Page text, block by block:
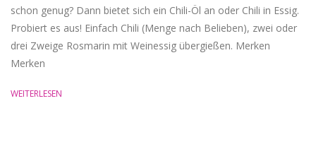
schon genug? Dann bietet sich ein Chili-Öl an oder Chili in Essig.
Probiert es aus! Einfach Chili (Menge nach Belieben), zwei oder
drei Zweige Rosmarin mit Weinessig übergießen. Merken
Merken
WEITERLESEN